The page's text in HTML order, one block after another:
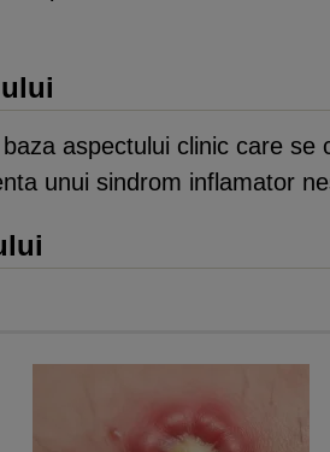
aspectului clinic care
unui sindrom inflamator